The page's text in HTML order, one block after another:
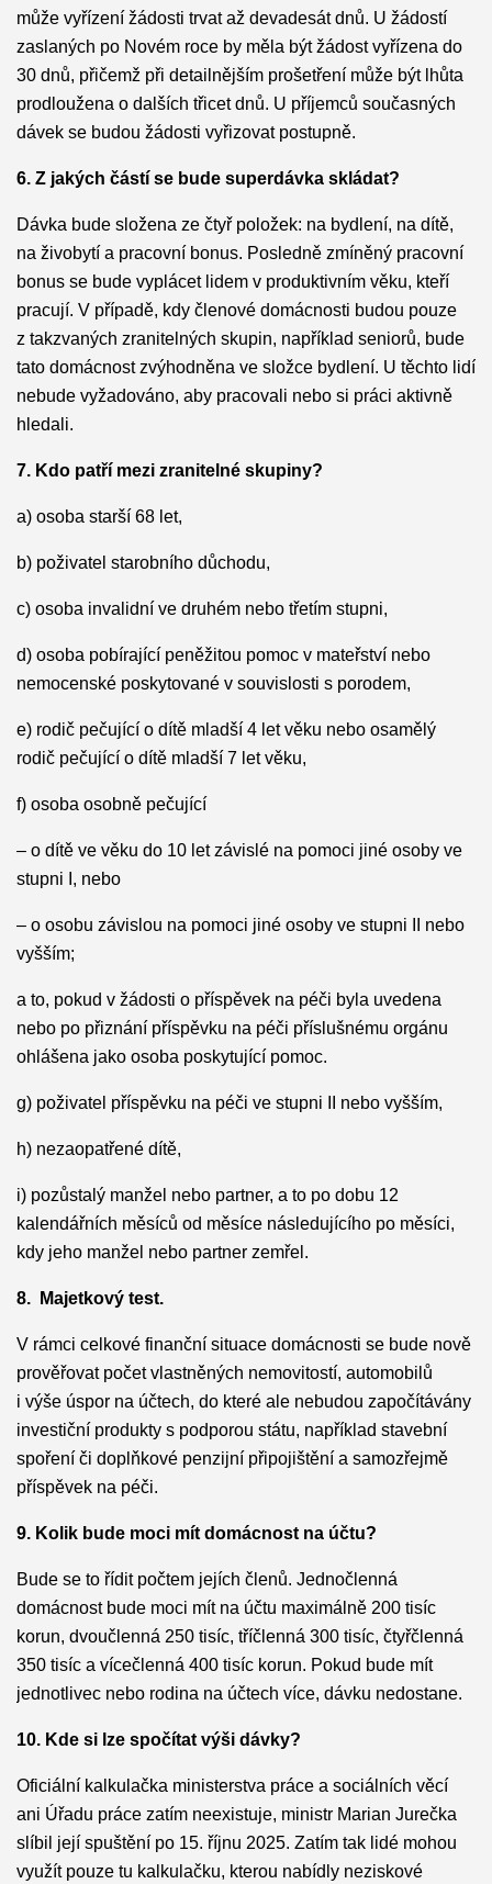
může vyřízení žádosti trvat až devadesát dnů. U žádostí
zaslaných po Novém roce by měla být žádost vyřízena do
30 dnů, přičemž při detailnějším prošetření může být lhůta
prodloužena o dalších třicet dnů. U příjemců současných
dávek se budou žádosti vyřizovat postupně.
6. Z jakých částí se bude superdávka skládat?
Dávka bude složena ze čtyř položek: na bydlení, na dítě,
na živobytí a pracovní bonus. Posledně zmíněný pracovní
bonus se bude vyplácet lidem v produktivním věku, kteří
pracují. V případě, kdy členové domácnosti budou pouze
z takzvaných zranitelných skupin, například seniorů, bude
tato domácnost zvýhodněna ve složce bydlení. U těchto lidí
nebude vyžadováno, aby pracovali nebo si práci aktivně
hledali.
7. Kdo patří mezi zranitelné skupiny?
a) osoba starší 68 let,
b) poživatel starobního důchodu,
c) osoba invalidní ve druhém nebo třetím stupni,
d) osoba pobírající peněžitou pomoc v mateřství nebo
nemocenské poskytované v souvislosti s porodem,
e) rodič pečující o dítě mladší 4 let věku nebo osamělý
rodič pečující o dítě mladší 7 let věku,
f) osoba osobně pečující
– o dítě ve věku do 10 let závislé na pomoci jiné osoby ve
stupni I, nebo
– o osobu závislou na pomoci jiné osoby ve stupni II nebo
vyšším;
a to, pokud v žádosti o příspěvek na péči byla uvedena
nebo po přiznání příspěvku na péči příslušnému orgánu
ohlášena jako osoba poskytující pomoc.
g) poživatel příspěvku na péči ve stupni II nebo vyšším,
h) nezaopatřené dítě,
i) pozůstalý manžel nebo partner, a to po dobu 12
kalendářních měsíců od měsíce následujícího po měsíci,
kdy jeho manžel nebo partner zemřel.
8. Majetkový test.
V rámci celkové finanční situace domácnosti se bude nově
prověřovat počet vlastněných nemovitostí, automobilů
i výše úspor na účtech, do které ale nebudou započítávány
investiční produkty s podporou státu, například stavební
spoření či doplňkové penzijní připojištění a samozřejmě
příspěvek na péči.
9. Kolik bude moci mít domácnost na účtu?
Bude se to řídit počtem jejích členů. Jednočlenná
domácnost bude moci mít na účtu maximálně 200 tisíc
korun, dvoučlenná 250 tisíc, tříčlenná 300 tisíc, čtyřčlenná
350 tisíc a vícečlenná 400 tisíc korun. Pokud bude mít
jednotlivec nebo rodina na účtech více, dávku nedostane.
10. Kde si lze spočítat výši dávky?
Oficiální kalkulačka ministerstva práce a sociálních věcí
ani Úřadu práce zatím neexistuje, ministr Marian Jurečka
slíbil její spuštění po 15. říjnu 2025. Zatím tak lidé mohou
využít pouze tu kalkulačku, kterou nabídly neziskové